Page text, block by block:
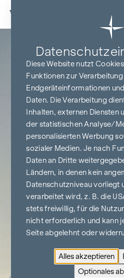
Zum Inhalt springen
Diese Website nutzt
Funktionen zur
Endgeräteinformationen
Daten. Die Verarbeitung
Inhalten, externen Diensten
der statistischen Analyse/
personalisierten Werbung
sozialer Medien. Je nach
Daten an Dritte
Ländern, in denen kein
Datenschutzniveau vorliegt
verarbeitet wird, z. B. die
stets freiwillig, für die
nicht erforderlich und kann
Seite abgelehnt oder
Alles akzeptieren
Optionales